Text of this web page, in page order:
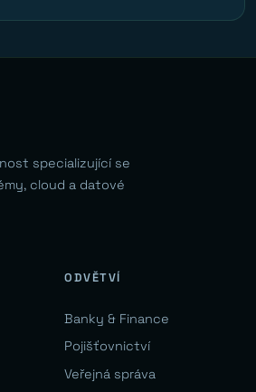
specializující se
cloud a datové
ODVĚTVÍ
Banky & Finance
Pojišťovnictví
Veřejná správa